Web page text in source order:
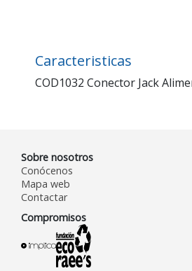
Caracteristicas
COD1032 Conector Jack
Sobre nosotros
Conócenos
Mapa web
Contactar
Compromisos